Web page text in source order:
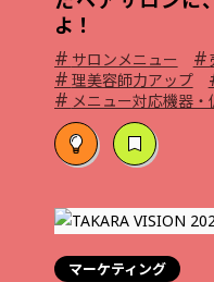
よ！
# サロンメニュー #
# 理美容師力アップ
# メニュー対応機器・
マーケティング